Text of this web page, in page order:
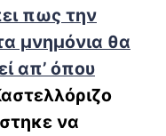
πως την
μνημόνια θα
απ’ όπου
να